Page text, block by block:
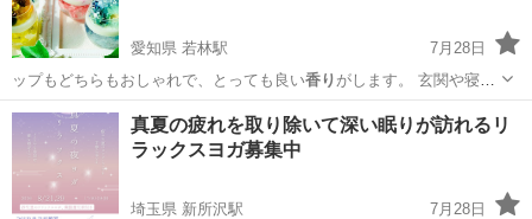
愛知県 若林駅
7月28日
ップもどちらもおしゃれで、とっても良い香り がします。 玄関や寝室
に１つおいてお…
愛知 豊田市 若林駅 フラワー アロマワックスバー
真夏の疲れを取り除いて深い眠りが訪れるリ
ラックスヨガ募集中
埼玉県 新所沢駅
7月28日